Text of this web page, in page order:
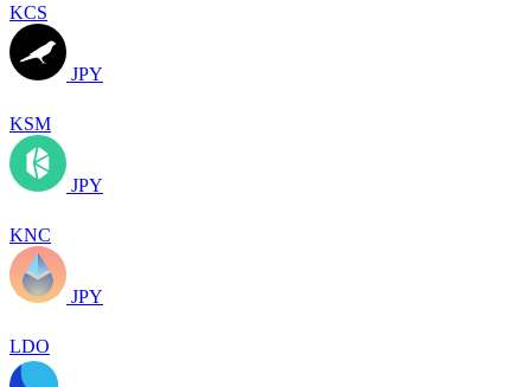
KCS
JPY
KSM
JPY
KNC
JPY
LDO